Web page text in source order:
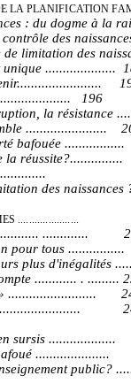
DE LA
: du dogme à
contrôle des
de limitation des
unique ....................
196
la résistance
.......................
bafouée
la
des naissances
FEMMES
.............
pour tous
plus d'inégalités
............ . .........
» .........................
en sursis
bafoué